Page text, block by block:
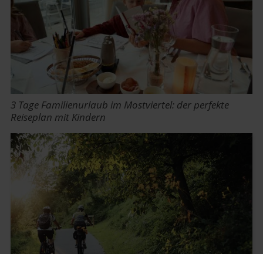
3 Tage Familienurlaub im Mostviertel: der perfekte
Reiseplan mit Kindern